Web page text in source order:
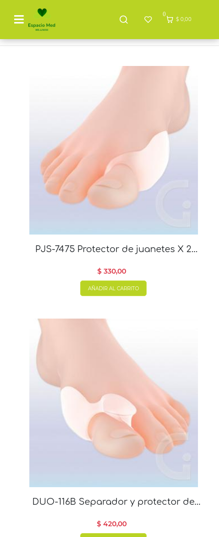
0
$ 0,00
PJS-7475 Protector de juanetes X 2
$ 330,00
AÑADIR AL CARRITO
DUO-116B Separador y protector de
$ 420,00